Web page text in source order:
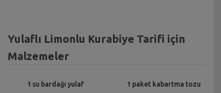
Yulaflı Limonlu Kurabiye Tarifi için
Malzemeler
1 su bardağı yulaf 1 paket kabartma tozu